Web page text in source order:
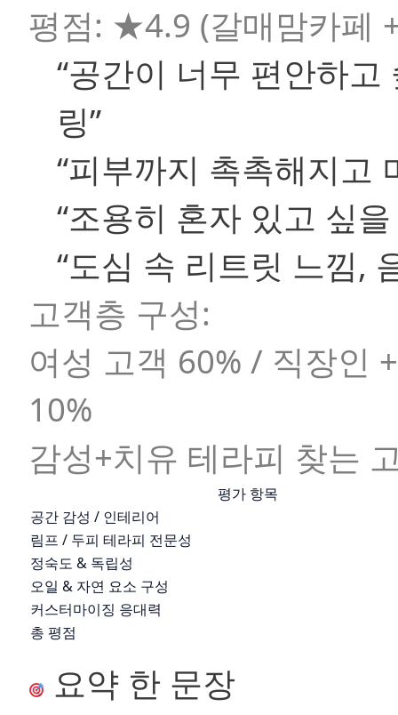
평점: ★4.9 (갈매맘카페
“공간이 너무 편안하
링”
“피부까지 촉촉해지고
“조용히 혼자 있고 싶
“도심 속 리트릿 느낌,
고객층 구성:
여성 고객 60% / 직장인
10%
감성+치유 테라피 찾는
평가 항목
공간 감성 / 인테리어
림프 / 두피 테라피 전문성
정숙도 & 독립성
오일 & 자연 요소 구성
커스터마이징 응대력
총 평점
요약 한 문장